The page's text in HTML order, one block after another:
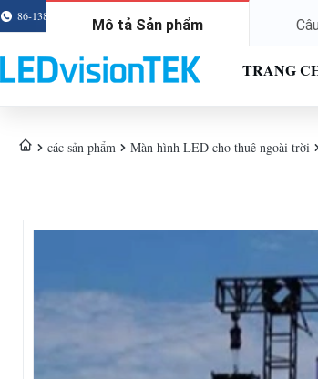
86-138-2526-8067 rick@ledvisiontek.com
TRANG
các sản phẩm Màn hình LED cho thuê ngoài trời
Mô tả Sản phẩm